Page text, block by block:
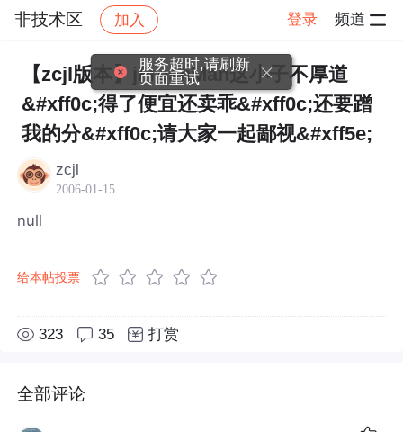
非技术区 加入 登录 频道
社区 非技术区 帖子详情
【zcjl版本】jFreshMan这小子不厚道
&#xff0c;得了便宜还卖乖&#xff0c;还要蹭
我的分&#xff0c;请大家一起鄙视&#xff5e;
zcjl
2006-01-15
null
给本帖投票
323 35 打赏
全部评论
服务超时,请刷新
页面重试